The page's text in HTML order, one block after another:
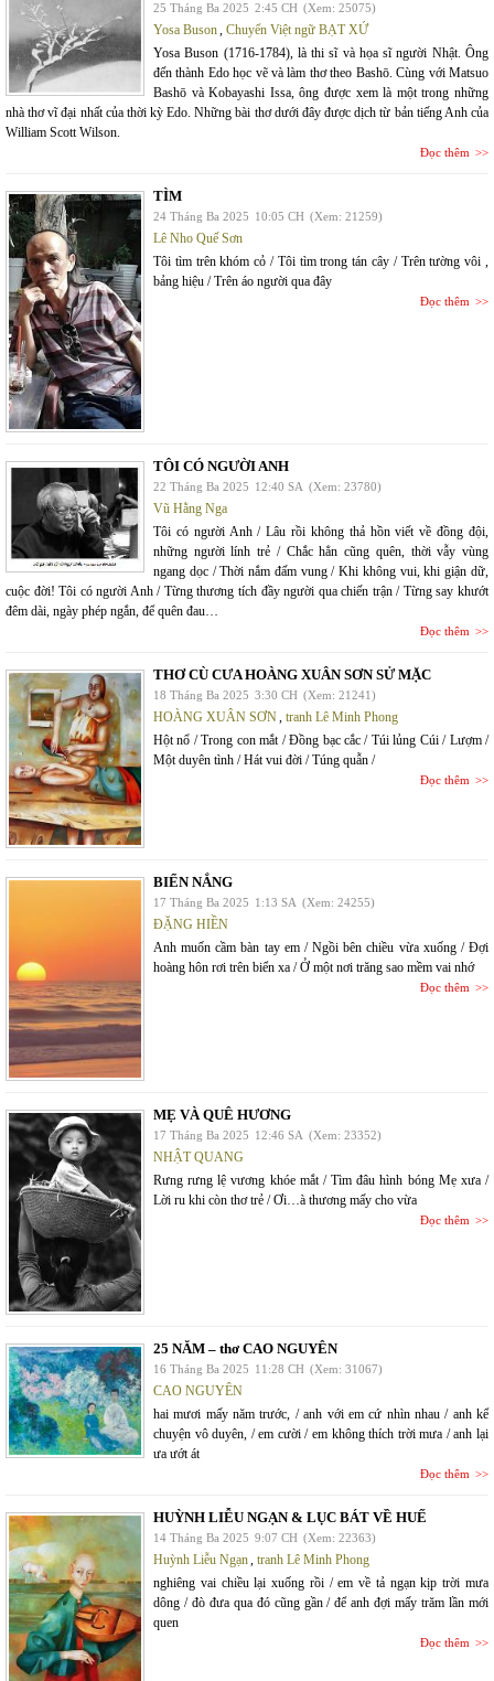
25 Tháng Ba 2025 2:45 CH (Xem: 25075)
Yosa Buson, Chuyển Việt ngữ BẠT XỨ
Yosa Buson (1716-1784), là thi sĩ và họa sĩ người Nhật. Ông
đến thành Edo học vẽ và làm thơ theo Bashō. Cùng với Matsuo
Bashō và Kobayashi Issa, ông được xem là một trong những
nhà thơ vĩ đại nhất của thời kỳ Edo. Những bài thơ dưới đây được dịch từ bản tiếng Anh của
William Scott Wilson.
Đọc thêm
TÌM
24 Tháng Ba 2025 10:05 CH (Xem: 21259)
Lê Nho Quế Sơn
Tôi tìm trên khóm cỏ / Tôi tìm trong tán cây / Trên tường vôi ,
bảng hiệu / Trên áo người qua đây
Đọc thêm
TÔI CÓ NGƯỜI ANH
22 Tháng Ba 2025 12:40 SA (Xem: 23780)
Vũ Hằng Nga
Tôi có người Anh / Lâu rồi không thả hồn viết về đồng đội,
những người lính trẻ / Chắc hẳn cũng quên, thời vẫy vùng
ngang dọc / Thời nắm đấm vung / Khi không vui, khi giận dữ,
cuộc đời! Tôi có người Anh / Từng thương tích đầy người qua chiến trận / Từng say khướt
đêm dài, ngày phép ngắn, để quên đau…
Đọc thêm
THƠ CÙ CƯA HOÀNG XUÂN SƠN SỬ MẶC
18 Tháng Ba 2025 3:30 CH (Xem: 21241)
HOÀNG XUÂN SƠN, tranh Lê Minh Phong
Hột nổ / Trong con mắt / Đồng bạc cắc / Túi lủng Cúi / Lượm /
Một duyên tình / Hát vui đời / Túng quẫn /
Đọc thêm
BIỂN NẮNG
17 Tháng Ba 2025 1:13 SA (Xem: 24255)
ĐẶNG HIỀN
Anh muốn cầm bàn tay em / Ngồi bên chiều vừa xuống / Đợi
hoàng hôn rơi trên biển xa / Ở một nơi trăng sao mềm vai nhớ
Đọc thêm
MẸ VÀ QUÊ HƯƠNG
17 Tháng Ba 2025 12:46 SA (Xem: 23352)
NHẬT QUANG
Rưng rưng lệ vương khóe mắt / Tìm đâu hình bóng Mẹ xưa /
Lời ru khi còn thơ trẻ / Ơi…à thương mấy cho vừa
Đọc thêm
25 NĂM – thơ CAO NGUYÊN
16 Tháng Ba 2025 11:28 CH (Xem: 31067)
CAO NGUYÊN
hai mươi mấy năm trước, / anh với em cứ nhìn nhau / anh kể
chuyện vô duyên, / em cười / em không thích trời mưa / anh lại
ưa ướt át
Đọc thêm
HUỲNH LIỄU NGẠN & LỤC BÁT VỀ HUẾ
14 Tháng Ba 2025 9:07 CH (Xem: 22363)
Huỳnh Liễu Ngạn, tranh Lê Minh Phong
nghiêng vai chiều lại xuống rồi / em về tả ngạn kịp trời mưa
dông / đò đưa qua đó cũng gần / để anh đợi mấy trăm lần mới
quen
Đọc thêm